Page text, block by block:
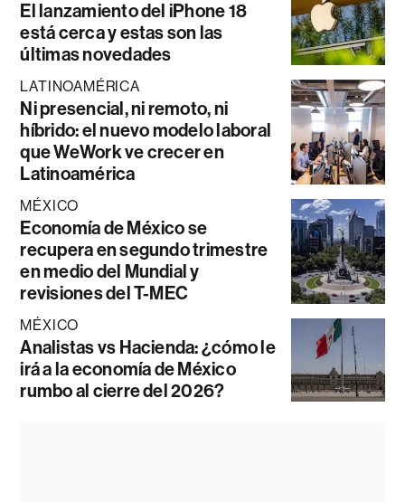
El lanzamiento del iPhone 18
está cerca y estas son las
últimas novedades
LATINOAMÉRICA
Ni presencial, ni remoto, ni
híbrido: el nuevo modelo laboral
que WeWork ve crecer en
Latinoamérica
MÉXICO
Economía de México se
recupera en segundo trimestre
en medio del Mundial y
revisiones del T-MEC
MÉXICO
Analistas vs Hacienda: ¿cómo le
irá a la economía de México
rumbo al cierre del 2026?